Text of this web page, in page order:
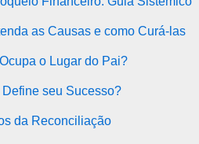
as Causas e como Curá-las
o Lugar do Pai?
seu Sucesso?
da Reconciliação